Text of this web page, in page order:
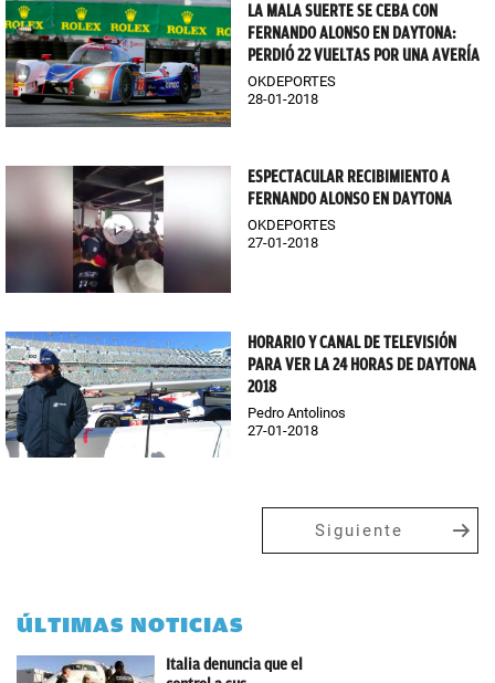
LA MALA SUERTE SE CEBA CON
FERNANDO ALONSO EN DAYTONA:
PERDIÓ 22 VUELTAS POR UNA AVERÍA
OKDEPORTES
28-01-2018
ESPECTACULAR RECIBIMIENTO A
FERNANDO ALONSO EN DAYTONA
OKDEPORTES
27-01-2018
HORARIO Y CANAL DE TELEVISIÓN
PARA VER LA 24 HORAS DE DAYTONA
2018
Pedro Antolinos
27-01-2018
Siguiente
ÚLTIMAS NOTICIAS
Italia denuncia que el